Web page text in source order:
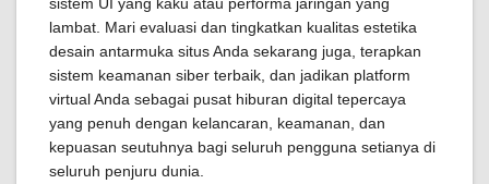
lambat. Mari evaluasi dan tingkatkan kualitas estetika
desain antarmuka situs Anda sekarang juga, terapkan
sistem keamanan siber terbaik, dan jadikan platform
virtual Anda sebagai pusat hiburan digital tepercaya
yang penuh dengan kelancaran, keamanan, dan
kepuasan seutuhnya bagi seluruh pengguna setianya di
seluruh penjuru dunia.